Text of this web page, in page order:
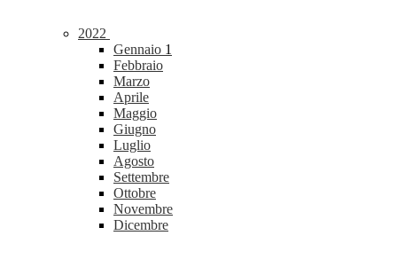
2022
Gennaio 1
Febbraio
Marzo
Aprile
Maggio
Giugno
Luglio
Agosto
Settembre
Ottobre
Novembre
Dicembre